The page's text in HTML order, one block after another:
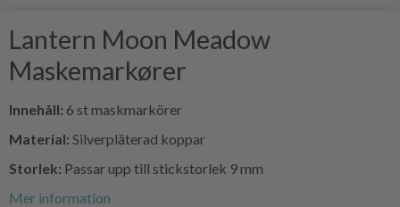
Lantern Moon Meadow
Maskemarkører
Innehåll: 6 st maskmarkörer
Material: Silverpläterad koppar
Storlek: Passar upp till stickstorlek 9 mm
Mer information